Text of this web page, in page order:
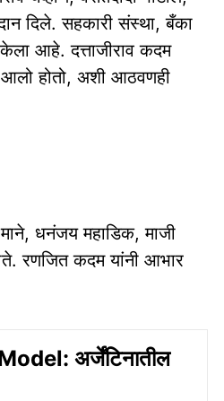
दिले. सहकारी संस्था, बँका
केला आहे. दत्ताजीराव कदम
आलो होतो, अशी आठवणही
धनंजय महाडिक, माजी
रणजित कदम यांनी आभार
अर्जेंटिनातील